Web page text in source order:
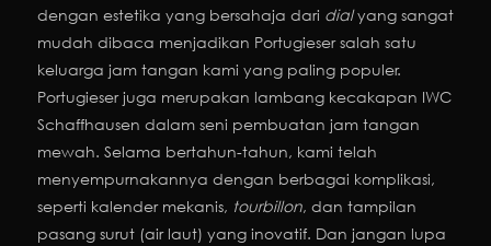
dengan estetika yang bersahaja dari dialyang sangat
mudah dibaca menjadikan Portugieser salah satu
keluarga jam tangan kami yang paling populer.
Portugieser juga merupakan lambang kecakapan IWC
Schaffhausen dalam seni pembuatan jam tangan
mewah. Selama bertahun-tahun, kami telah
menyempurnakannya dengan berbagai komplikasi,
seperti kalender mekanis, tourbillon, dan tampilan
pasang surut (air laut) yang inovatif. Dan jangan lupa